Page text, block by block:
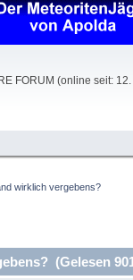
FORUM (online seit:
wirklich vergebens?
(Gelesen